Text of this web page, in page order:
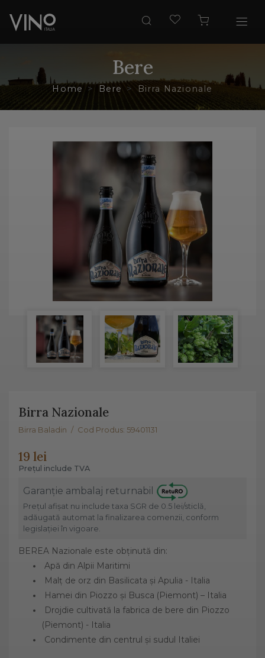
Bere
Home Bere Birra Nazionale
Birra Nazionale
Birra Baladin / Cod Produs: 59401131
19 lei
Prețul include TVA
Garanție ambalaj returnabil
Prețul afișat nu include taxa SGR de 0.5 lei/sticlă,
adăugată automat la finalizarea comenzii, conform
legislației în vigoare.
BEREA Nazionale este obținută din:
Apă din Alpii Maritimi
Malț de orz din Basilicata și Apulia - Italia
Hamei din Piozzo și Busca (Piemont) – Italia
Drojdie cultivată la fabrica de bere din Piozzo
(Piemont) - Italia
Condimente din centrul și sudul Italiei